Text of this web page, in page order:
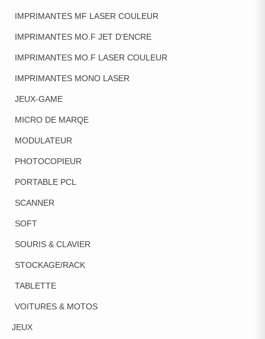
IMPRIMANTES MF LASER COULEUR
IMPRIMANTES MO.F JET D'ENCRE
IMPRIMANTES MO.F LASER COULEUR
IMPRIMANTES MONO LASER
JEUX-GAME
MICRO DE MARQE
MODULATEUR
PHOTOCOPIEUR
PORTABLE PCL
SCANNER
SOFT
SOURIS & CLAVIER
STOCKAGE/RACK
TABLETTE
VOITURES & MOTOS
JEUX